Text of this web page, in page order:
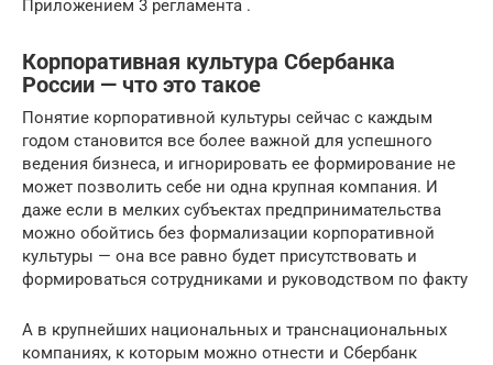
Приложением 3 регламента .
Корпоративная культура Сбербанка
России — что это такое
Понятие корпоративной культуры сейчас с каждым
годом становится все более важной для успешного
ведения бизнеса, и игнорировать ее формирование не
может позволить себе ни одна крупная компания. И
даже если в мелких субъектах предпринимательства
можно обойтись без формализации корпоративной
культуры — она все равно будет присутствовать и
формироваться сотрудниками и руководством по факту
А в крупнейших национальных и транснациональных
компаниях, к которым можно отнести и Сбербанк